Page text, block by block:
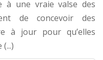
à une vraie valse des
de concevoir des
à jour pour qu’elles